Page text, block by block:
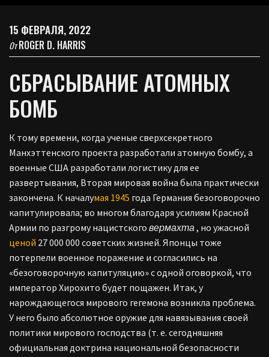
15 ФЕВРАЛЯ, 2022
ОтROGER D. HARRIS
СБРАСЫВАНИЕ АТОМНЫХ
БОМБ
К тому времени, когда ученые сверхсекретного
Манхэттенского проекта разработали атомную бомбу, а
военные США разработали логистику для ее
развертывания, Вторая мировая война была практически
закончена. К началумая 1945 года Германия безоговорочно
капитулировала; во многом благодаря усилиям Красной
Армии по разгрому нацистского вермахта, но ужасной
ценой 27 000 000 советских жизней. Японцы тоже
потерпели военное поражение и согласились на
«безоговорочную капитуляцию» с одной оговоркой, что
император Хирохито будет пощажен. Итак, у
нарождающегося мирового гегемона возникла проблема.
У него было абсолютное оружие для навязывания своей
политики мирового господства (т. е. сегодняшняя
официальная доктрина национальной безопасности